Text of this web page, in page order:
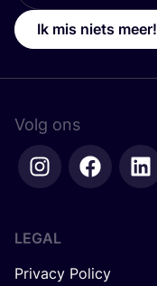
Ik mis niets meer!
Volg ons
LEGAL
Privacy Policy